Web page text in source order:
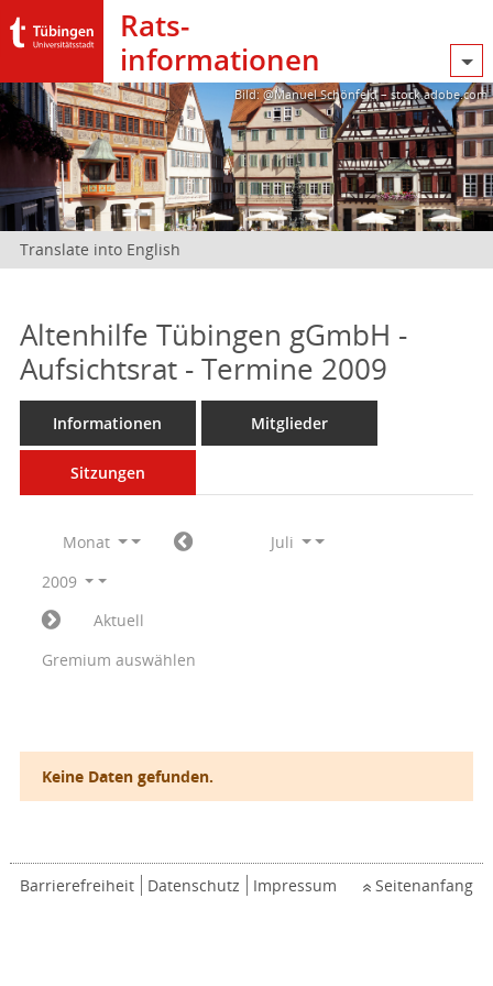
Rats­
informationen
Bild: @Manuel Schönfeld – stock.adobe.com
Translate into English
Altenhilfe Tübingen gGmbH -
Aufsichtsrat - Termine 2009
Informationen Mitglieder
Sitzungen
Monat
Juli
2009
Aktuell
Gremium auswählen
Keine Daten gefunden.
Barrierefreiheit Datenschutz Impressum Seitenanfang